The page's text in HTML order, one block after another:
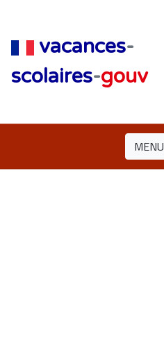
vacances-
scolaires-gouv
MENU